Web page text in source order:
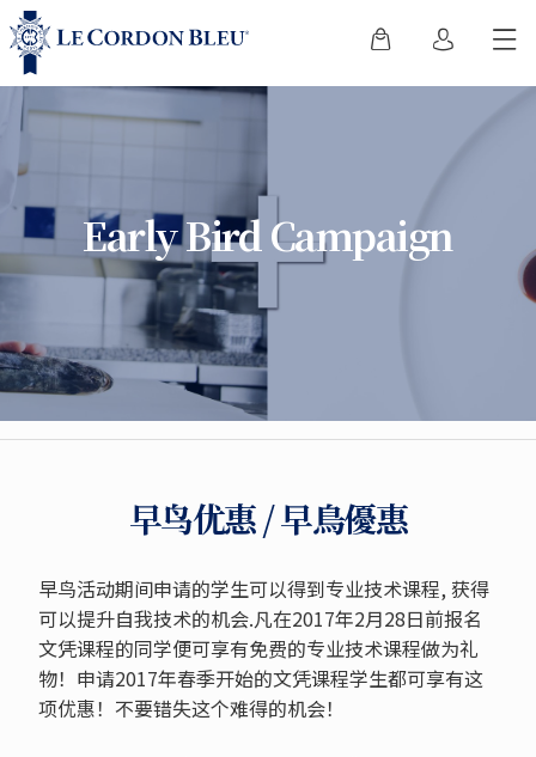
Early Bird Campaign
早鸟优惠 / 早鳥優惠
早鸟活动期间申请的学生可以得到专业技术课程, 获得
可以提升自我技术的机会.凡在2017年2月28日前报名
文凭课程的同学便可享有免费的专业技术课程做为礼
物！申请2017年春季开始的文凭课程学生都可享有这
项优惠！不要错失这个难得的机会！